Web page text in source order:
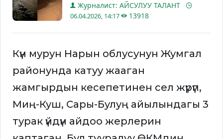
Журналист: АЙСУЛУУ ТАЛАНТ
06.04.2026, 14:17 13918
Күн мурун Нарын облусунун Жумгал
районунда катуу жааган
жамгырдын кесепетинен сел жүрүп,
Миң-Куш, Сары-Булуң айылындагы 3
турак үйдүн айдоо жерлерин